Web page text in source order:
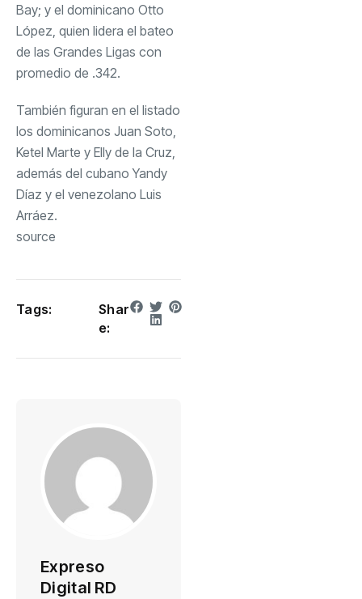
Bay; y el dominicano Otto
López, quien lidera el bateo
de las Grandes Ligas con
promedio de .342.
También figuran en el listado
los dominicanos Juan Soto,
Ketel Marte y Elly de la Cruz,
además del cubano Yandy
Díaz y el venezolano Luis
Arráez.
source
Tags:
Shar
e:
Expreso
Digital RD